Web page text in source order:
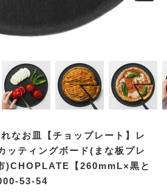
なお皿【チョップレート】レ
ッティングボード(まな板プレ
)CHOPLATE【260mmL×黒と
53-54